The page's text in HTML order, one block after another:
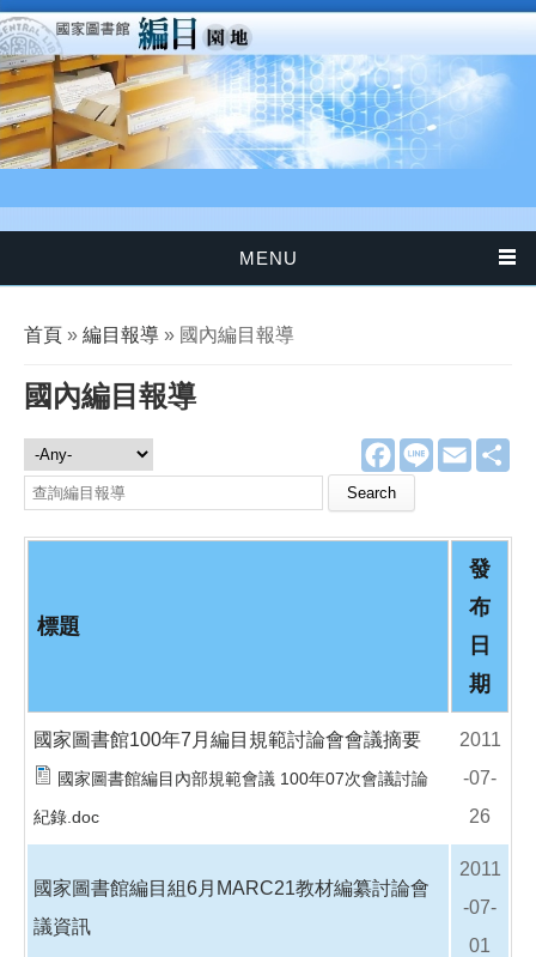
移至主內容
MENU
您在這裡
首頁 » 編目報導 » 國內編目報導
國內編目報導
F
a
e
o
L
E
m
編目報導
標題
發
布
日
期
國家圖書館100年7月編目規範討論會會議摘要
國家圖書館編目內部規範會議 100年07次會議討論
紀錄.doc
2011
-07-
26
國家圖書館編目組6月MARC21教材編纂討論會
議資訊
2011
-07-
01